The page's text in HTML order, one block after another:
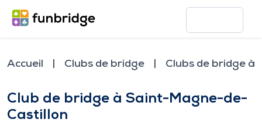
Accueil Clubs de bridge Clubs de bridge
Club de bridge à Saint-Magne-de-
Castillon